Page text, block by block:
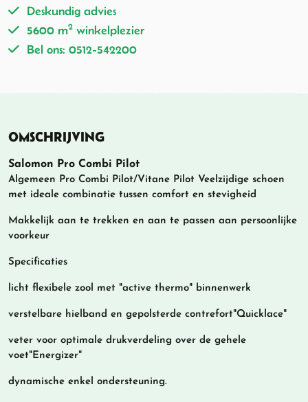
Deskundig advies
5600 m2 winkelplezier
Bel ons: 0512-542200
OMSCHRIJVING
Salomon Pro Combi Pilot
Algemeen Pro Combi Pilot/Vitane Pilot Veelzijdige schoen
met ideale combinatie tussen comfort en stevigheid
Makkelijk aan te trekken en aan te passen aan persoonlijke
voorkeur
Specificaties
licht flexibele zool met "active thermo" binnenwerk
verstelbare hielband en gepolsterde contrefort"Quicklace"
veter voor optimale drukverdeling over de gehele
voet"Energizer"
dynamische enkel ondersteuning.